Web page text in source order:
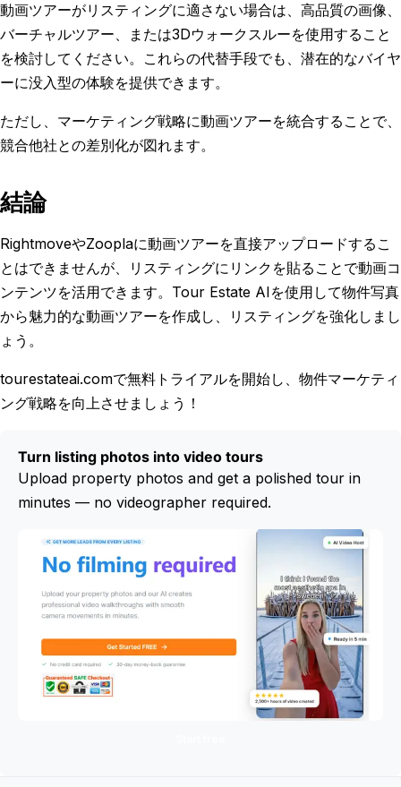
動画ツアーがリスティングに適さない場合は、高品質の画像、
バーチャルツアー、または3Dウォークスルーを使用すること
を検討してください。これらの代替手段でも、潜在的なバイヤ
ーに没入型の体験を提供できます。
ただし、マーケティング戦略に動画ツアーを統合することで、
競合他社との差別化が図れます。
結論
RightmoveやZooplaに動画ツアーを直接アップロードするこ
とはできませんが、リスティングにリンクを貼ることで動画コ
ンテンツを活用できます。Tour Estate AIを使用して物件写真
から魅力的な動画ツアーを作成し、リスティングを強化しまし
ょう。
tourestateai.comで無料トライアルを開始し、物件マーケティ
ング戦略を向上させましょう！
Turn listing photos into video tours
Upload property photos and get a polished tour in
minutes — no videographer required.